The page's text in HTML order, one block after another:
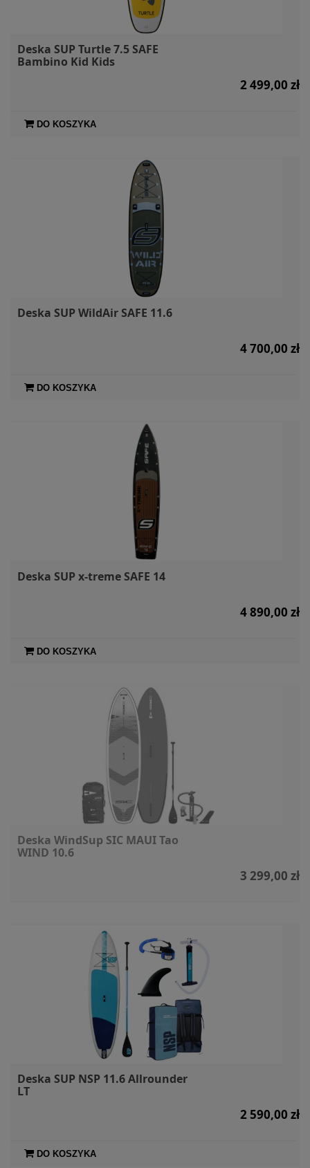
Deska SUP Turtle 7.5 SAFE
Bambino Kid Kids
2 499,00 zł
DO KOSZYKA
Deska SUP WildAir SAFE 11.6
4 700,00 zł
DO KOSZYKA
Deska SUP x-treme SAFE 14
4 890,00 zł
DO KOSZYKA
Deska WindSup SIC MAUI Tao
WIND 10.6
3 299,00 zł
Deska SUP NSP 11.6 Allrounder
LT
2 590,00 zł
DO KOSZYKA